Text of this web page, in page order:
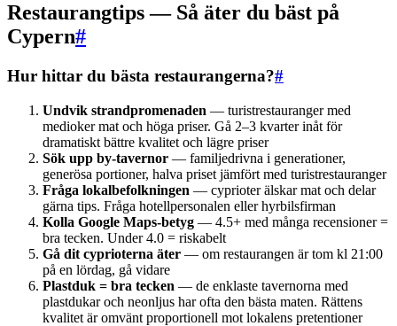
Restaurangtips — Så äter du bäst på
Cypern#
Hur hittar du bästa restaurangerna?#
Undvik strandpromenaden — turistrestauranger med
medioker mat och höga priser. Gå 2–3 kvarter inåt för
dramatiskt bättre kvalitet och lägre priser
Sök upp by-tavernor — familjedrivna i generationer,
generösa portioner, halva priset jämfört med turistrestauranger
Fråga lokalbefolkningen — cyprioter älskar mat och delar
gärna tips. Fråga hotellpersonalen eller hyrbilsfirman
Kolla Google Maps-betyg — 4.5+ med många recensioner =
bra tecken. Under 4.0 = riskabelt
Gå dit cyprioterna äter — om restaurangen är tom kl 21:00
på en lördag, gå vidare
Plastduk = bra tecken — de enklaste tavernorna med
plastdukar och neonljus har ofta den bästa maten. Rättens
kvalitet är omvänt proportionell mot lokalens pretentioner